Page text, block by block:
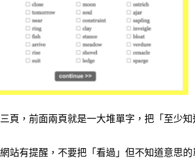
頁， 前面兩頁就是一大堆單字，把「至少
站有提醒，不要把「看過」但不知道意思